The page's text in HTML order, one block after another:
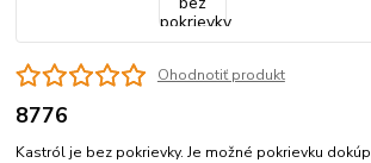
Ohodnotiť produkt
8776
Kastról je bez pokrievky. Je možné pokrievku